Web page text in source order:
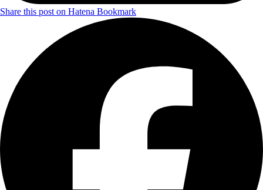
Share this post on Hatena Bookmark